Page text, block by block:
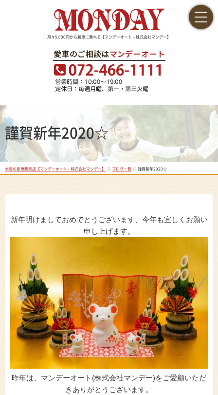
月々5,000円から新車に乗れる【マンデーオート – 株式会社マンデー】
謹賀新年2020☆
大阪の新車販売店【マンデーオート - 株式会社マンデー】 ブログ一覧 謹賀新年2020☆
新年明けましておめでとうございます、今年も宜しくお願い
申し上げます。
昨年は、マンデーオート(株式会社マンデー)をご愛顧いただ
きありがとうございます。